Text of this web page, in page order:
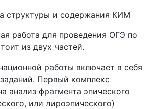
структуры и содержания КИМ
работа для проведения ОГЭ по
из двух частей.
работы включает в себя
Первый комплекс
анализ фрагмента эпического
или лироэпического)